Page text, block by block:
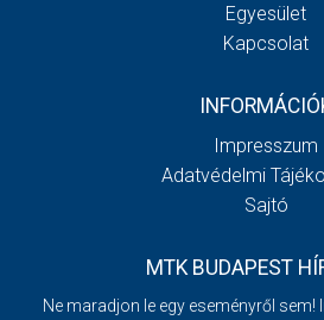
Egyesület
Kapcsolat
Impresszum
Adatvédelmi
Sajtó
MTK BUDAPEST
Ne maradjon le egy eseményről sem!